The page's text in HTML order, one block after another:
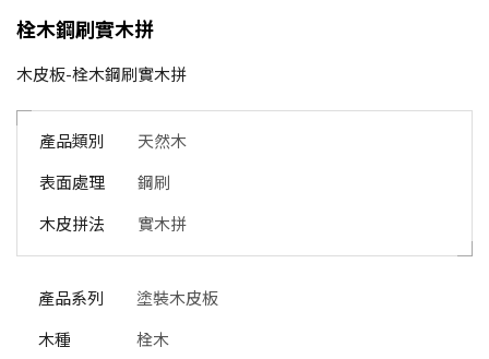
栓木鋼刷實木拼
木皮板-栓木鋼刷實木拼
產品類別 天然木
表面處理 鋼刷
木皮拼法 實木拼
產品系列 塗裝木皮板
木種 栓木